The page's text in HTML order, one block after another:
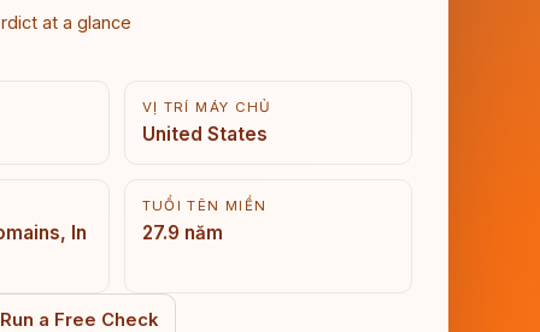
at a glance
VỊ TRÍ MÁY CHỦ
United States
In
TUỔI TÊN MIỀN
27.9 năm
Run a Free Check